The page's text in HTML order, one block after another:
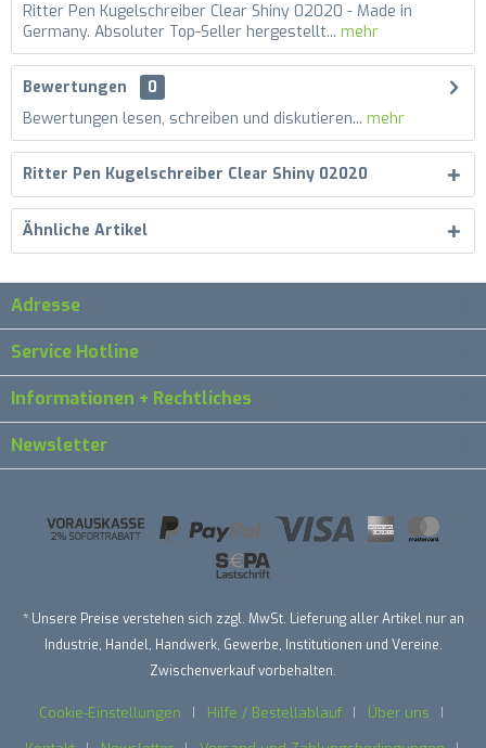
Ritter Pen Kugelschreiber Clear Shiny 02020 - Made in
Germany. Absoluter Top-Seller hergestellt... mehr
Bewertungen
0
Bewertungen lesen, schreiben und diskutieren... mehr
Ritter Pen Kugelschreiber Clear Shiny 02020
Ähnliche Artikel
Adresse
Service Hotline
Informationen + Rechtliches
Newsletter
* Unsere Preise verstehen sich zzgl. MwSt. Lieferung aller Artikel nur an
Industrie, Handel, Handwerk, Gewerbe, Institutionen und Vereine.
Zwischenverkauf vorbehalten.
Cookie-Einstellungen Hilfe / Bestellablauf
Über uns